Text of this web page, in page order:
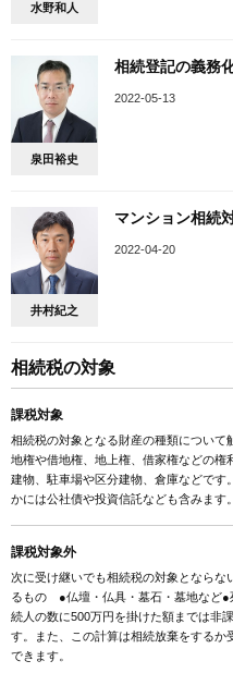
水野和人
泉田裕史
相続登記の義務
2022-05-13
井村紀之
マンション相続
2022-04-20
相続税の対象
課税対象
相続税の対象となる財産の種類につい
地権や借地権、地上権、借家権などの
建物、駐車場や区分建物、倉庫などで
かには公社債や投資信託なども含みま
課税対象外
次に受け継いでも相続税の対象となら
るもの ●仏壇・仏具・墓石・墓地など
続人の数に500万円を掛けた額までは非
す。また、この計算は相続放棄をする
できます。